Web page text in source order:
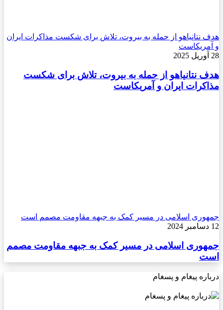
هدف نتانیاهو از حمله به بیروت، تلاش برای شکست مذاکرات ایران
و آمریکاست
28 آوریل 2025
هدف نتانیاهو از حمله به بیروت، تلاش برای شکست
مذاکرات ایران و آمریکاست
جمهوری اسلامی در مسیر کمک به جبهه مقاومت مصمم است
12 دسامبر 2024
جمهوری اسلامی در مسیر کمک به جبهه مقاومت مصمم
است
درباره پیغام و پسغام